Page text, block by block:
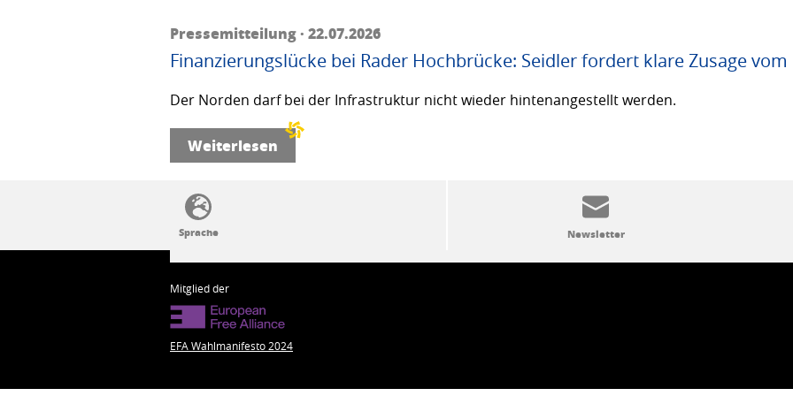
Pressemitteilung · 22.07.2026
Finanzierungslücke bei Rader Hochbrücke: Seidler fordert klare Zusage
Der Norden darf bei der Infrastruktur nicht wieder hintenangestellt werden.
Weiterlesen
SSW-Politik von A bis Z
Mitglied der
EFA Wahlmanifesto 2024